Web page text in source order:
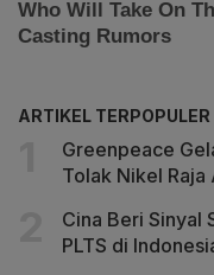
ARTIKEL TERPOPULER
Greenpeace
Tolak Nikel Raja
Cina Beri Sinyal
PLTS di